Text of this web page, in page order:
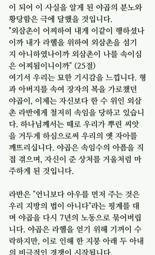
이 되어 이 사실을 알게 된 야곱의 분노와
황당함은 극에 달했을 것입니다.
"외삼촌이 어찌하여 내게 이같이 행하셨나
이까 내가 라헬을 위하여 외삼촌을 섬기
지 아니하였나이까 외삼촌이 나를 속이심
은 어찌됨이니이까" (25절)
여기서 우리는 묘한 기시감을 느낍니다. 형
과 아버지를 속여 장자의 복을 가로챘던
야곱이, 이제는 자신보다 한 수 위인 외삼
촌 라반에게 철저히 속임을 당하고 있습니
다. 하나님께서는 때로 우리가 뿌린 씨앗
을 거두게 하심으로써 우리의 옛 자아를
깨뜨리십니다. 야곱은 속임수의 아픔을 직
접 겪으며, 자신이 준 상처를 거울처럼 마
주하게 된 것입니다.
라반은 "언니보다 아우를 먼저 주는 것은
우리 지방의 법이 아니다"라는 핑계를 대
며 야곱을 다시 7년의 노동으로 묶어버립
니다. 야곱은 라헬을 얻기 위해 기꺼이 수
락하지만, 이로 인해 한 지붕 아래 두 아내
의 비극적인 경쟁이 시작됩니다.